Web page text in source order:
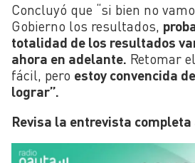
Concluyó que “si bien no
Gobierno los resultados,
totalidad de los resultados
ahora en adelante. Retomar
fácil, pero estoy convencida
lograr”.
Revisa la entrevista completa